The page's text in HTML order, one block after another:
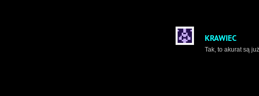
KRAWIEC
Tak, to akurat są